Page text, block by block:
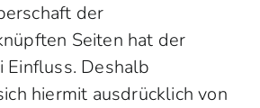
der
Seiten hat der
Deshalb
hiermit ausdrücklich von